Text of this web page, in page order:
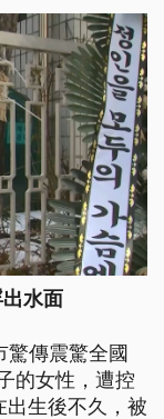
水面
傳震驚全國
的女性，遭控
生後不久，被